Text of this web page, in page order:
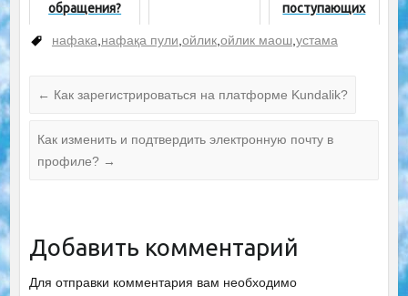
обращения?
поступающих
работу, будет
введено
уровня B2
нафака нафақа пули ойлик, ойлик маош, устама
← Как зарегистрироваться на платформе Kundalik?
Как изменить и подтвердить электронную почту в
профиле? →
Добавить комментарий
Для отправки комментария вам необходимо